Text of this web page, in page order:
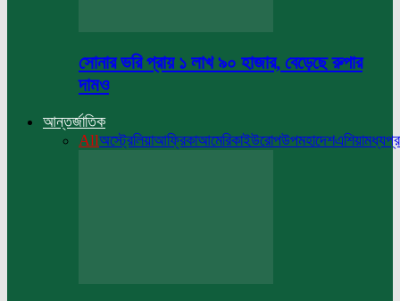
সোনার ভরি প্রায় ১ লাখ ৯০ হাজার, বেড়েছে রুপার
দামও
আন্তর্জাতিক
Allঅস্ট্রেলিয়াআফ্রিকাআমেরিকাইউরোপউপমহাদেশএশিয়া